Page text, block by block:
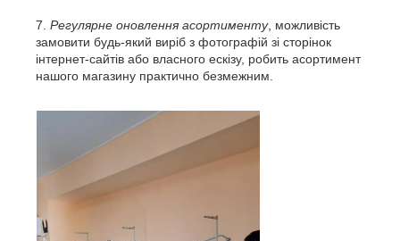
Регулярне оновлення асортименту, можливість
замовити будь-який виріб з фотографій зі сторінок
інтернет-сайтів або власного ескізу, робить асортимент
нашого магазину практично безмежним.